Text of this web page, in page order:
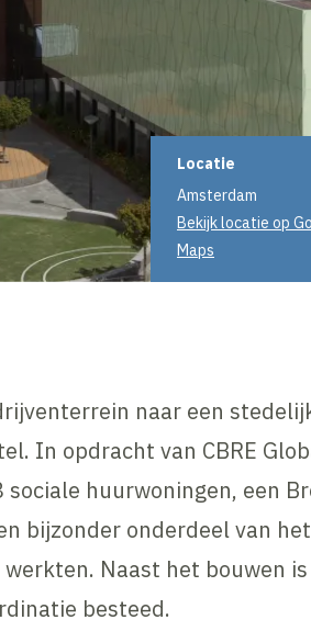
Locatie
Amsterdam
Bekijk locatie op
Maps
naar een
In opdracht van CBRE
huurwoningen, een
bijzonder onderdeel van
Naast het bouwen
besteed.